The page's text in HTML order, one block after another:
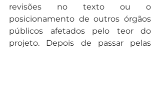
revisões no texto ou o
posicionamento de outros órgãos
públicos afetados pelo teor do
projeto. Depois de passar pelas